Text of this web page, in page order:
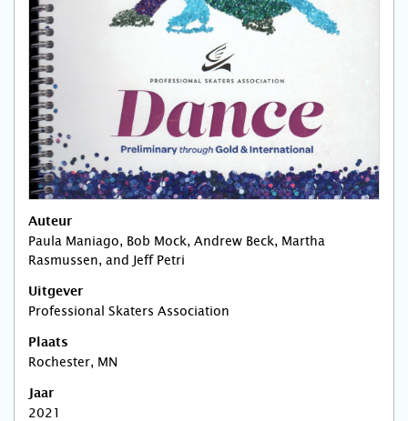
Auteur
Paula Maniago, Bob Mock, Andrew Beck, Martha
Rasmussen, and Jeff Petri
Uitgever
Professional Skaters Association
Plaats
Rochester, MN
Jaar
2021